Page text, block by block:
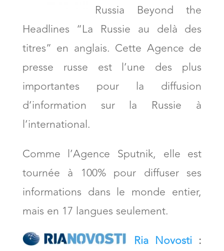
Russia Beyond the
Headlines “La Russie au delà des
titres” en anglais. Cette Agence de
presse russe est l’une des plus
importantes pour la diffusion
d’information sur la Russie à
l’international.
Comme l’Agence Sputnik, elle est
tournée à 100% pour diffuser ses
informations dans le monde entier,
mais en 17 langues seulement.
Ria Novosti :